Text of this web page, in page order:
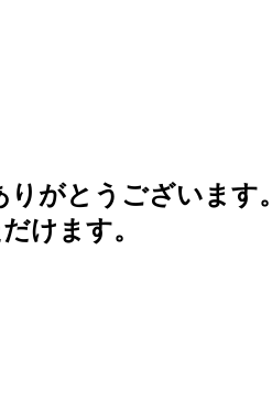
がとうございます。
けます。